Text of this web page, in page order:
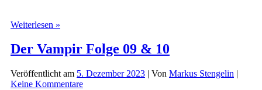
Weiterlesen »
–
Cthulhus
Der Vampir Folge 09 & 10
Veröffentlicht am 5. Dezember 2023 | Von Markus Stengelin |
Keine Kommentare